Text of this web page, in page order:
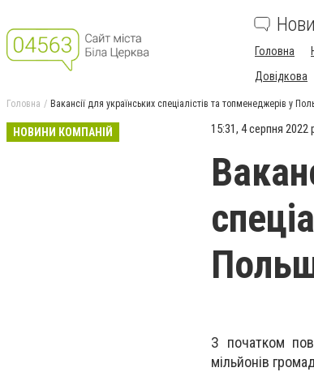
Головна
Довідкова
Головна Вакансії для українських спеціалістів та топменеджерів у
НОВИНИ КОМПАНІЙ 15:31, 4 серпня 2022
З початком
мільйонів